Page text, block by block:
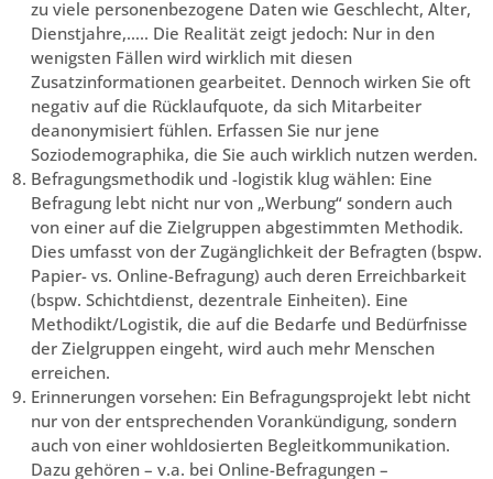
zu viele personenbezogene Daten wie Geschlecht, Alter,
Dienstjahre,….. Die Realität zeigt jedoch: Nur in den
wenigsten Fällen wird wirklich mit diesen
Zusatzinformationen gearbeitet. Dennoch wirken Sie oft
negativ auf die Rücklaufquote, da sich Mitarbeiter
deanonymisiert fühlen. Erfassen Sie nur jene
Soziodemographika, die Sie auch wirklich nutzen werden.
Befragungsmethodik und -logistik klug wählen: Eine
Befragung lebt nicht nur von „Werbung“ sondern auch
von einer auf die Zielgruppen abgestimmten Methodik.
Dies umfasst von der Zugänglichkeit der Befragten (bspw.
Papier- vs. Online-Befragung) auch deren Erreichbarkeit
(bspw. Schichtdienst, dezentrale Einheiten). Eine
Methodikt/Logistik, die auf die Bedarfe und Bedürfnisse
der Zielgruppen eingeht, wird auch mehr Menschen
erreichen.
Erinnerungen vorsehen: Ein Befragungsprojekt lebt nicht
nur von der entsprechenden Vorankündigung, sondern
auch von einer wohldosierten Begleitkommunikation.
Dazu gehören – v.a. bei Online-Befragungen –